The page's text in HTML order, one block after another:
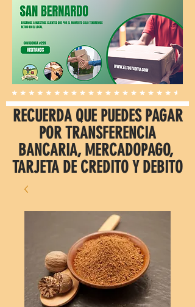
RECUERDA QUE PUEDES PAGAR
POR TRANSFERENCIA
BANCARIA, MERCADOPAGO,
TARJETA DE CREDITO Y DEBITO